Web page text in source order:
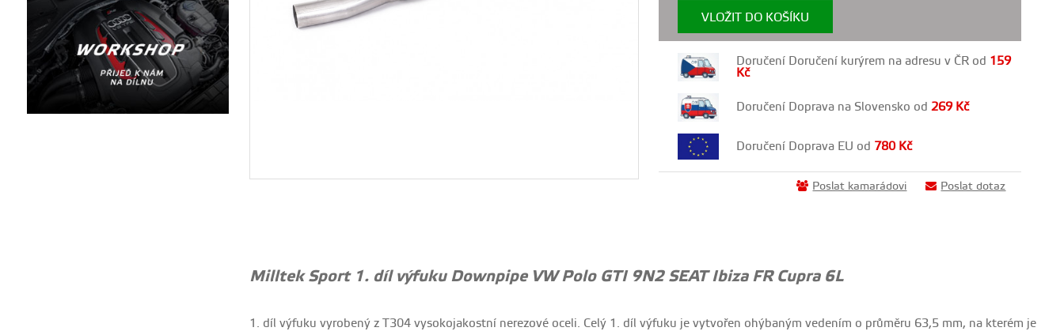
VLOŽIT DO KOŠÍKU
Doručení Doručení kurýrem na adresu v ČR od 159
Kč
Doručení Doprava na Slovensko od269 Kč
Doručení Doprava EU od 780 Kč
Poslat kamarádovi Poslat dotaz
Milltek Sport 1. díl výfuku Downpipe VW Polo GTI 9N2 SEAT Ibiza FR Cupra 6L
1. díl výfuku vyrobený z T304 vysokojakostní nerezové oceli. Celý 1. díl výfuku je vytvořen ohýbaným vedením o průměru 63,5 mm, na kterém je